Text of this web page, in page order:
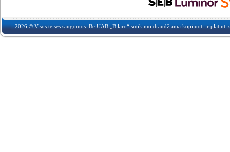
2026 © Visos teisės saugomos. Be UAB „Bilaro“ sutikimo draudžiama kopijuoti ir platinti